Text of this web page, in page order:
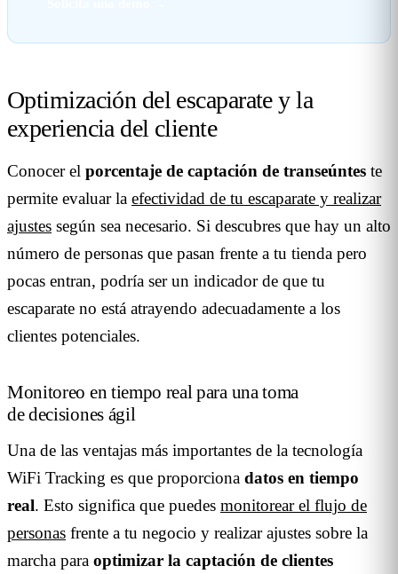
Optimización del escaparate y la
experiencia del cliente
Conocer el porcentaje de captación de transeúntes te
permite evaluar la efectividad de tu escaparate y realizar
ajustes según sea necesario. Si descubres que hay un alto
número de personas que pasan frente a tu tienda pero
pocas entran, podría ser un indicador de que tu
escaparate no está atrayendo adecuadamente a los
clientes potenciales.
Monitoreo en tiempo real para una toma
de decisiones ágil
Una de las ventajas más importantes de la tecnología
WiFi Tracking es que proporciona datos en tiempo
real. Esto significa que puedes monitorear el flujo de
personas frente a tu negocio y realizar ajustes sobre la
marcha para optimizar la captación de clientes